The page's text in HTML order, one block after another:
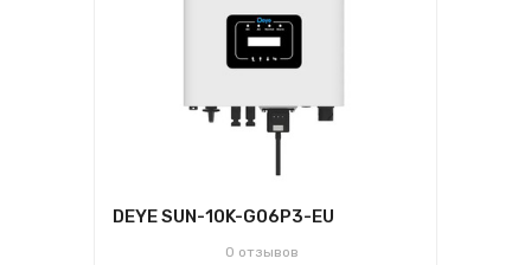
DEYE SUN-10K-G06P3-EU
0 отзывов